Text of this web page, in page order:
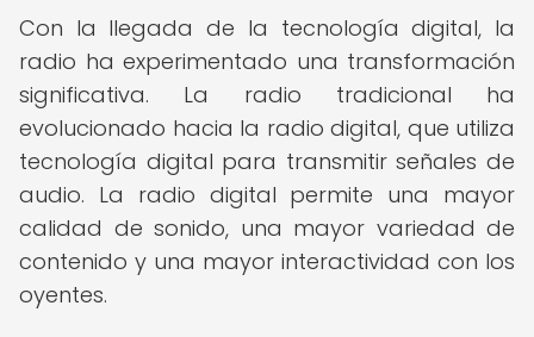
Con la llegada de la tecnología digital, la
radio ha experimentado una transformación
significativa. La radio tradicional ha
evolucionado hacia la radio digital, que utiliza
tecnología digital para transmitir señales de
audio. La radio digital permite una mayor
calidad de sonido, una mayor variedad de
contenido y una mayor interactividad con los
oyentes.